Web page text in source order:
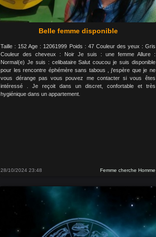
Belle femme disponible
Taille : 152 Age : 12061999 Poids : 47 Couleur des yeux : Gris
Couleur des cheveux : Noir Je suis : une femme Allure :
Normal(e) Je suis : celibataire Salut coucou je suis disponible
pour les rencontre éphémère sans tabous , j'espère que je ne
vous dérange pas vous pouvez me contacter si vous êtes
intéressé . Je reçoit dans un discret, confortable et très
hygiénique dans un appartement.
28/10/2024 23:48 Femme cherche Homme